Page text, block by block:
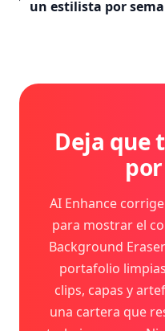
un estilista por
Deja que
AI Enhance
para mostrar el
Background
portafolio
clips, capas y
una cartera que